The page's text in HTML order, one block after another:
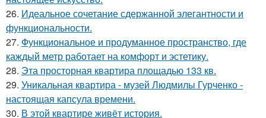
26. Идеальное сочетание сдержанной элегантности и
функциональности.
27. Функциональное и продуманное пространство, где
каждый метр работает на комфорт и эстетику.
28. Эта просторная квартира площадью 133 кв.
29. Уникальная квартира - музей Людмилы Гурченко -
настоящая капсула времени.
30. В этой квартире живёт история.